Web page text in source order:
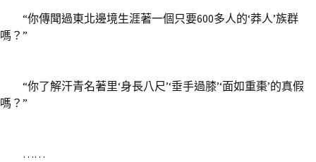
“你傳聞過東北邊境生涯著一個只要600多人的‘莽人’族群
嗎？”
“你了解汗青名著里‘身長八尺’‘垂手過膝’‘面如重棗’的真假
嗎？”
……